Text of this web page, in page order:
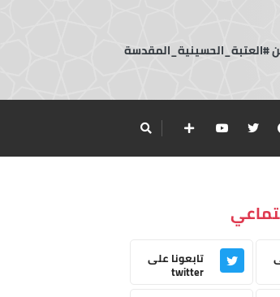
#العتبة_الحسينية_المقدسة
تابعونا على
twitter